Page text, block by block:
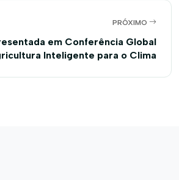
PRÓXIMO
em Conferência Global
Inteligente para o Clima